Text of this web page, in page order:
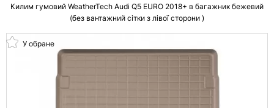
Килим гумовий WeatherTech Audi Q5 EURO 2018+ в багажник бежевий
(без вантажний сітки з лівої сторони )
У обране